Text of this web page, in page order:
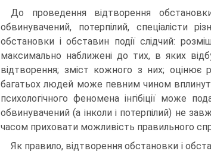
До проведення відтворення
обвинувачений, потерпілий, спеціалісти
обстановки і обставин події слідчий:
максимально наближені до тих, в яких
відтворення; зміст кожного з них; оцінює
багатьох людей може певним чином
психологічного феномена інгібіції може
обвинувачений (а інколи і потерпілий) не
часом приховати можливість правильного
Як правило, відтворення обстановки і